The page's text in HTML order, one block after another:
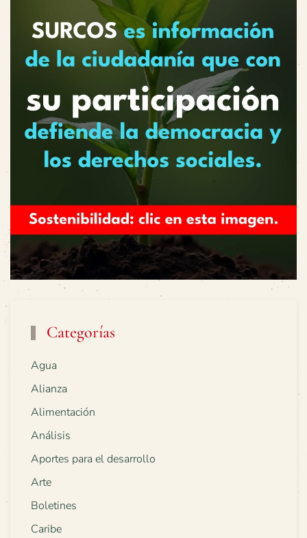
Categorías
Agua
Alianza
Alimentación
Análisis
Aportes para el desarrollo
Arte
Boletines
Caribe